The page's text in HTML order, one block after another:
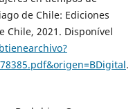
de Chile: Ediciones
Chile, 2021. Disponível
.